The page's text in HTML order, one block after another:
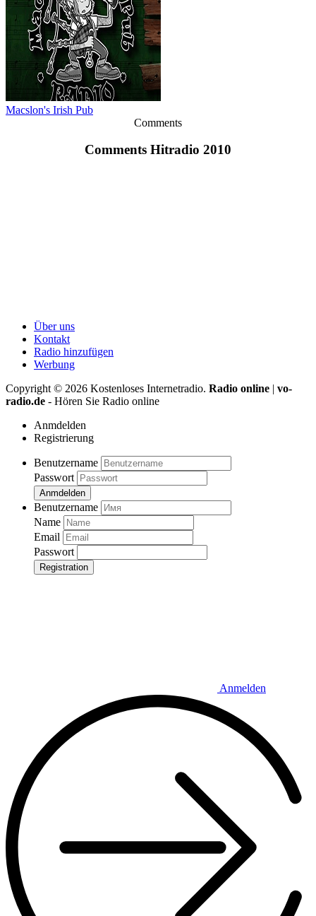
Macslon's Irish Pub
Comments
Comments Hitradio 2010
Über uns
Kontakt
Radio hinzufügen
Werbung
Copyright © 2026 Kostenloses Internetradio. Radio online | vo-
radio.de - Hören Sie Radio online
Anmdelden
Registrierung
Benutzername
Passwort
Anmdelden
Benutzername
Name
Email
Passwort
Registration
Anmelden